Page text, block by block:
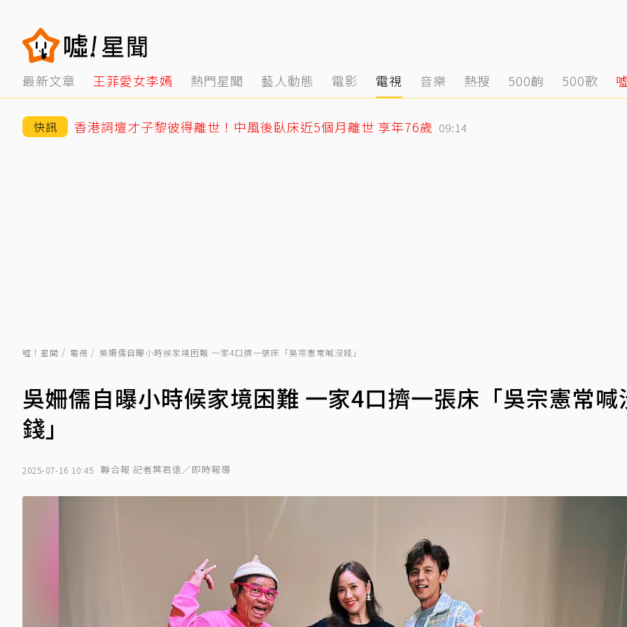
最新文章 王菲愛女李嫣 熱門星聞 藝人動態 電影 電視 音樂 熱搜 500齣 500歌
快訊 香港詞壇才子黎彼得離世！中風後臥床近5個月離世 享年76歲 09:14
噓！星聞 電視 吳姍儒自曝小時候家境困難 一家4口擠一張床「吳宗憲常喊沒錢」
吳姍儒自曝小時候家境困難 一家4口擠一張床「吳宗憲常喊
錢」
2025-07-16 10:45 聯合報 記者葉君遠／即時報導